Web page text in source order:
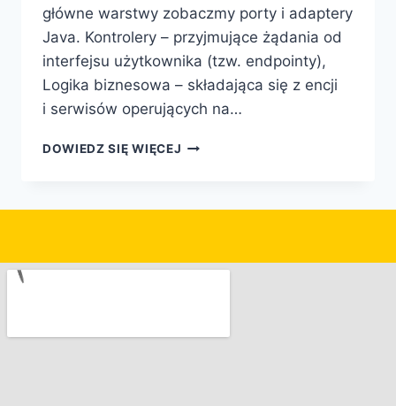
główne warstwy zobaczmy porty i adaptery
Java. Kontrolery – przyjmujące żądania od
interfejsu użytkownika (tzw. endpointy),
Logika biznesowa – składająca się z encji
i serwisów operujących na…
DOWIEDZ SIĘ WIĘCEJ